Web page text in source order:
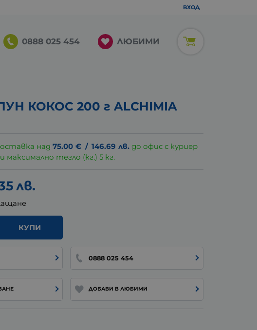
ВХОД
0888 025 454 ЛЮБИМИ
КОКОС 200 г ALCHIMIA
над75.00 € / 146.69 лв. до офис с куриер
максимално тегло (кг.) 5 кг.
лв.
КУПИ
0888 025 454
ДОБАВИ В ЛЮБИМИ